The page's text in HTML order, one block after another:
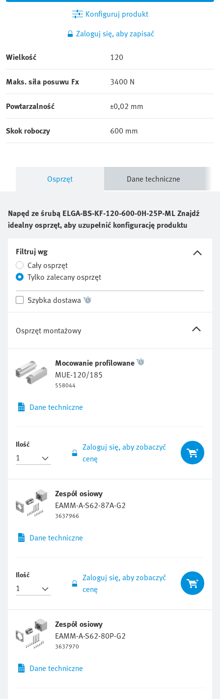
Konfiguruj produkt
Zaloguj się, aby zapisać
Wielkość
120
Maks. siła posuwu Fx 3400 N
Powtarzalność ±0,02 mm
Skok roboczy 600 mm
Osprzęt Dane techniczne
Napęd ze śrubą ELGA-BS-KF-120-600-0H-25P-MLZnajdź
idealny osprzęt, aby uzupełnić konfigurację produktu
Filtruj wg
Cały osprzęt
Tylko zalecany osprzęt
Szybka dostawa
Osprzęt montażowy
Mocowanie profilowane
MUE-120/185
558044
Dane techniczne
Ilość
Zaloguj się, aby zobaczyć
cenę
Zespół osiowy
EAMM-A-S62-87A-G2
3637966
Dane techniczne
Ilość
Zaloguj się, aby zobaczyć
cenę
Zespół osiowy
EAMM-A-S62-80P-G2
3637970
Dane techniczne